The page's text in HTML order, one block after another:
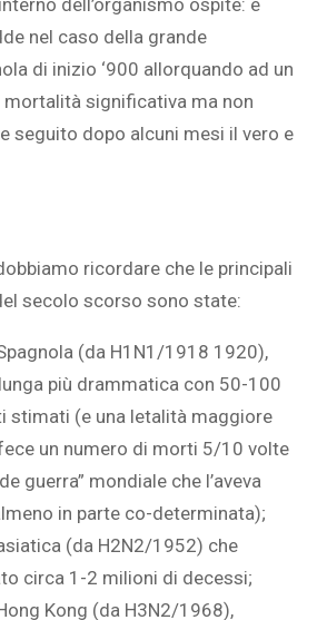
nel caso della grande
di inizio ‘900 allorquando ad un
significativa ma non
seguito dopo alcuni mesi il vero e
ricordare che le principali
secolo scorso sono state:
(da H1N1/1918 1920),
più drammatica con 50-100
stimati (e una letalità maggiore
un numero di morti 5/10 volte
guerra” mondiale che l’aveva
in parte co-determinata);
(da H2N2/1952) che
circa 1-2 milioni di decessi;
Kong (da H3N2/1968),